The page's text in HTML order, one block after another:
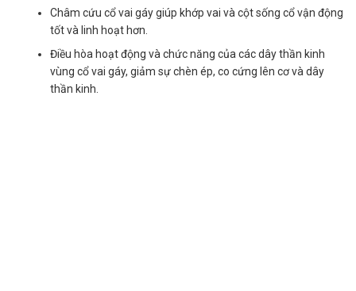
Châm cứu cổ vai gáy giúp khớp vai và cột sống cổ vận động
tốt và linh hoạt hơn.
Điều hòa hoạt động và chức năng của các dây thần kinh
vùng cổ vai gáy, giảm sự chèn ép, co cứng lên cơ và dây
thần kinh.